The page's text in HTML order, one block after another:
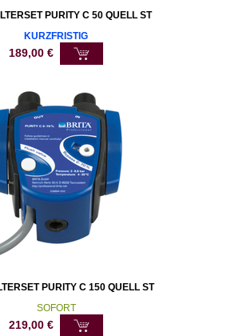
PURITY C 50 QUELL ST
KURZFRISTIG
189,00 €
PURITY C 150 QUELL ST
SOFORT
219,00 €